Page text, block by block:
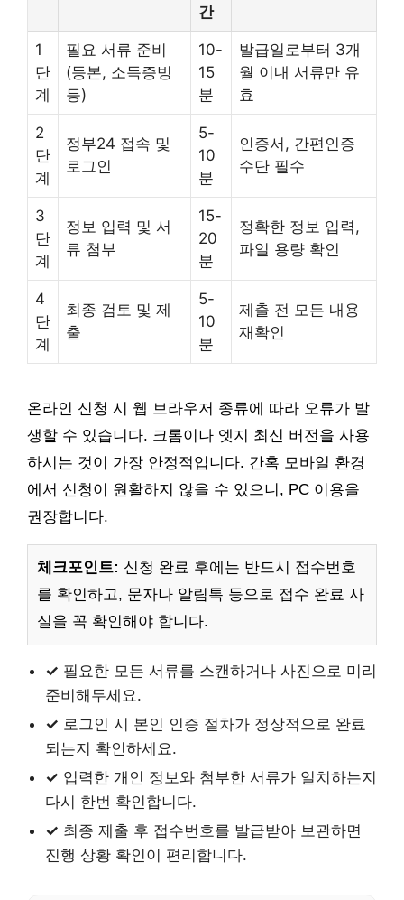
간
1
단
계
필요 서류 준비
(등본, 소득증빙
등)
10-
15
분
발급일로부터 3개
월 이내 서류만 유
효
2
단
계
정부24 접속 및
로그인
5-
10
분
인증서, 간편인증
수단 필수
3
단
계
정보 입력 및 서
류 첨부
15-
20
분
정확한 정보 입력,
파일 용량 확인
4
단
계
최종 검토 및 제
출
5-
10
분
제출 전 모든 내용
재확인
온라인 신청 시 웹 브라우저 종류에 따라 오류가 발
생할 수 있습니다. 크롬이나 엣지 최신 버전을 사용
하시는 것이 가장 안정적입니다. 간혹 모바일 환경
에서 신청이 원활하지 않을 수 있으니, PC 이용을
권장합니다.
체크포인트: 신청 완료 후에는 반드시 접수번호
를 확인하고, 문자나 알림톡 등으로 접수 완료 사
실을 꼭 확인해야 합니다.
✓ 필요한 모든 서류를 스캔하거나 사진으로 미리
준비해두세요.
✓ 로그인 시 본인 인증 절차가 정상적으로 완료
되는지 확인하세요.
✓ 입력한 개인 정보와 첨부한 서류가 일치하는지
다시 한번 확인합니다.
✓ 최종 제출 후 접수번호를 발급받아 보관하면
진행 상황 확인이 편리합니다.